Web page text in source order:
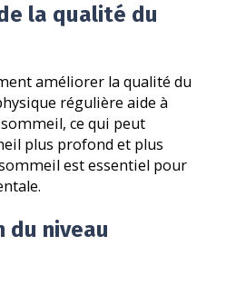
la qualité du
améliorer la qualité du
régulière aide à
ce qui peut
plus profond et plus
est essentiel pour
du niveau